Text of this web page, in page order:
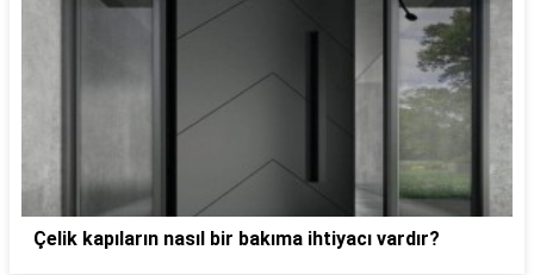
Çelik kapıların nasıl bir bakıma ihtiyacı vardır?